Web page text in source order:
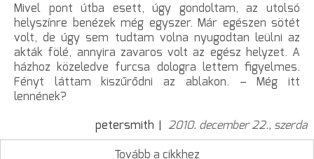
Mivel pont útba esett, úgy gondoltam, az utolsó
helyszínre benézek még egyszer. Már egészen sötét
volt, de úgy sem tudtam volna nyugodtan leülni az
akták fölé, annyira zavaros volt az egész helyzet. A
házhoz közeledve furcsa dologra lettem figyelmes.
Fényt láttam kiszűrődni az ablakon. – Még itt
lennének?
petersmith
2010. december 22., szerda
Tovább a cikkhez